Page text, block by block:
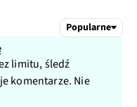
Popularne
limitu, śledź
komentarze. Nie